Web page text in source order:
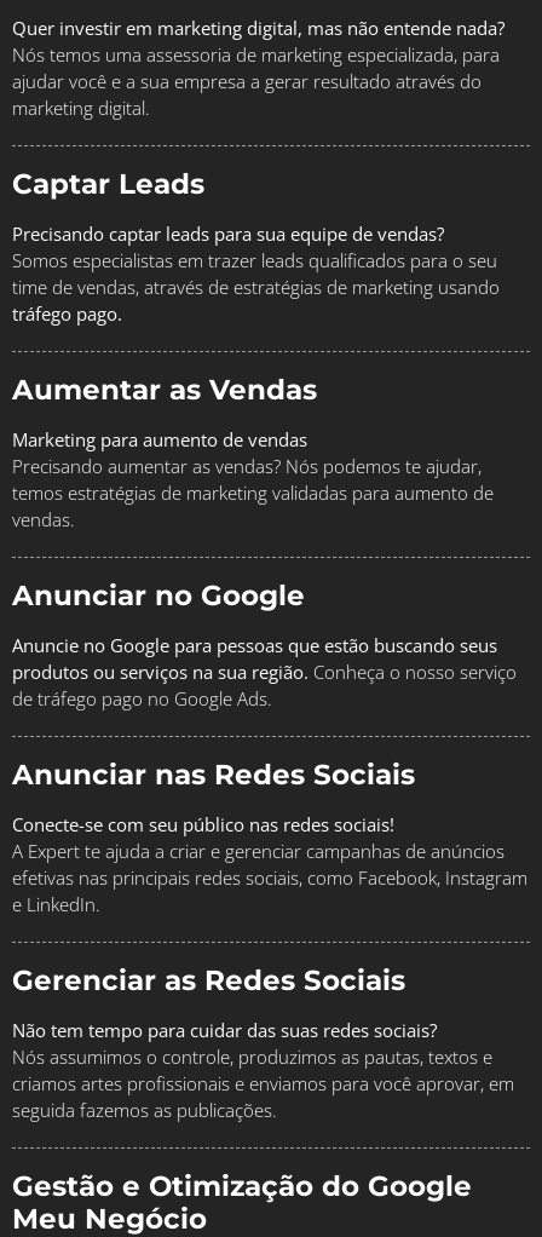
Quer investir em marketing digital, mas não entende nada?
Nós temos uma assessoria de marketing especializada, para
ajudar você e a sua empresa a gerar resultado através do
marketing digital.
Captar Leads
Precisando captar leads para sua equipe de vendas?
Somos especialistas em trazer leads qualificados para o seu
time de vendas, através de estratégias de marketing usando
tráfego pago.
Aumentar as Vendas
Marketing para aumento de vendas
Precisando aumentar as vendas? Nós podemos te ajudar,
temos estratégias de marketing validadas para aumento de
vendas.
Anunciar no Google
Anuncie no Google para pessoas que estão buscando seus
produtos ou serviços na sua região. Conheça o nosso serviço
de tráfego pago no Google Ads.
Anunciar nas Redes Sociais
Conecte-se com seu público nas redes sociais!
A Expert te ajuda a criar e gerenciar campanhas de anúncios
efetivas nas principais redes sociais, como Facebook, Instagram
e LinkedIn.
Gerenciar as Redes Sociais
Não tem tempo para cuidar das suas redes sociais?
Nós assumimos o controle, produzimos as pautas, textos e
criamos artes profissionais e enviamos para você aprovar, em
seguida fazemos as publicações.
Gestão e Otimização do Google
Meu Negócio